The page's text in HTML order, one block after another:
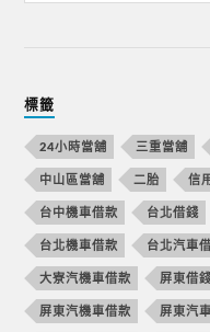
標籤
24小時當舖 三重當舖
中山區當舖 二胎 信
台中機車借款 台北借錢
台北機車借款 台北汽車
大寮汽機車借款 屏東借錢
屏東汽機車借款 屏東汽